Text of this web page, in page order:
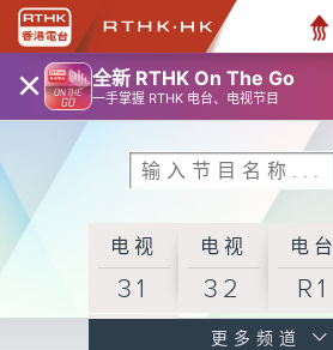
× 全新 RTHK On The Go
一手掌握 RTHK 电台、电视节目
电视
31
电视
32
电台
R1
更多频道